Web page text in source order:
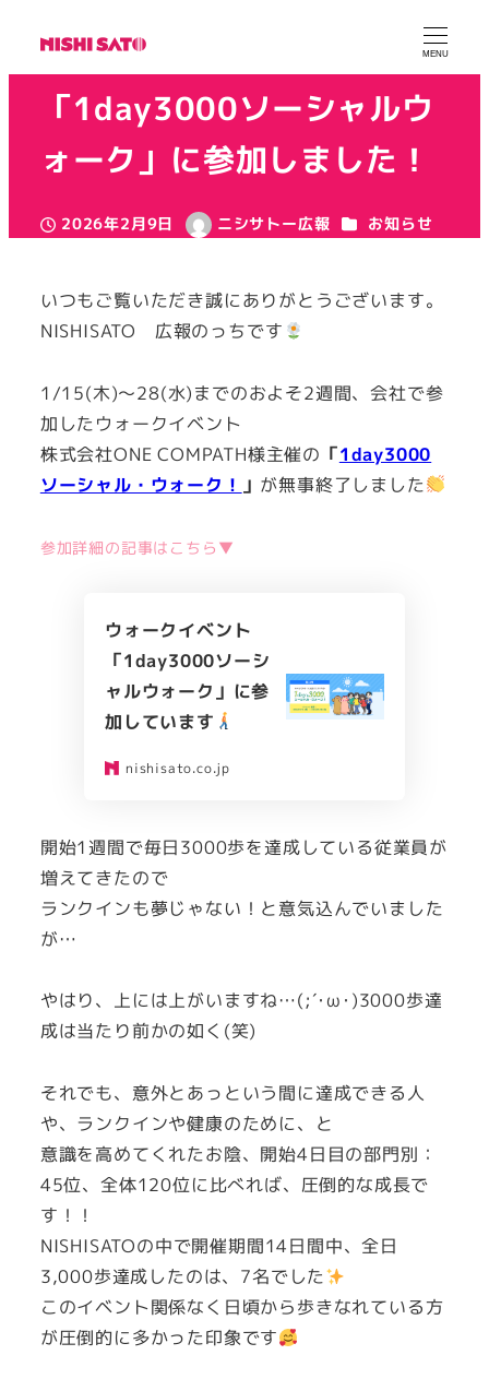
MENU
ウォークイベント
「1day3000ソーシャルウ
ォーク」に参加しました！
投稿日
2026年2月9日
著
ニシサトー広報 カテゴリー
お知らせ
いつもご覧いただき誠にありがとうございます。
NISHISATO 広報のっちです
1/15(木)～28(水)までのおよそ2週間、会社で参
加したウォークイベント
株式会社ONE COMPATH様主催の 「1day3000
ソーシャル・ウォーク！ 」 が無事終了しました
参加詳細の記事はこちら▼
ウォークイベント
「1day3000ソーシ
ャルウォーク」に参
加しています
nishisato.co.jp
開始1週間で毎日3000歩を達成している従業員が
増えてきたので
ランクインも夢じゃない！と意気込んでいました
が…
やはり、上には上がいますね…(;´･ω･)3000歩達
成は当たり前かの如く(笑)
それでも、意外とあっという間に達成できる人
や、ランクインや健康のために、と
意識を高めてくれたお陰、開始4日目の部門別：
45位、全体120位に比べれば、圧倒的な成長で
す！！
NISHISATOの中で開催期間14日間中、全日
3,000歩達成したのは、7名でした
このイベント関係なく日頃から歩きなれている方
が圧倒的に多かった印象です